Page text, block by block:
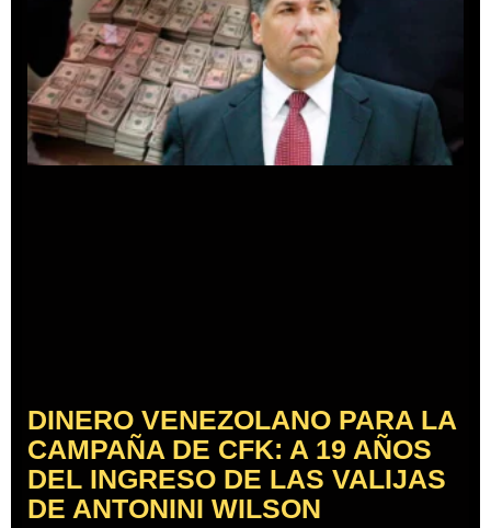
DINERO VENEZOLANO PARA LA
CAMPAÑA DE CFK: A 19 AÑOS
DEL INGRESO DE LAS VALIJAS
DE ANTONINI WILSON